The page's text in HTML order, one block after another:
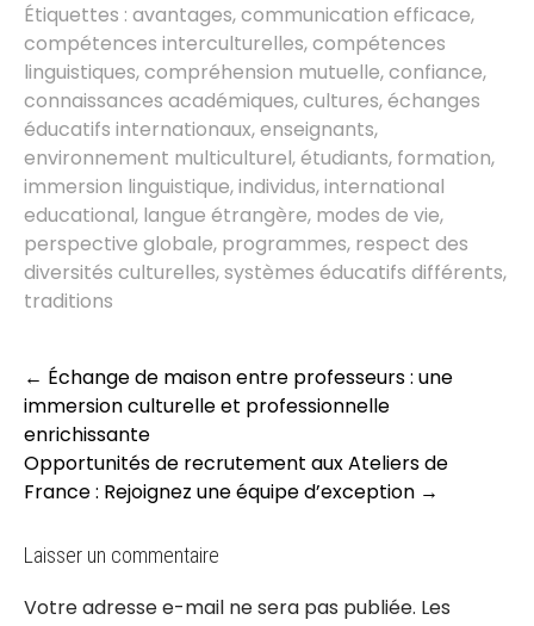
Étiquettes : avantages,communication efficace,
compétences interculturelles,compétences
linguistiques,compréhension mutuelle,confiance,
connaissances académiques,cultures,échanges
éducatifs internationaux,enseignants,
environnement multiculturel,étudiants, formation,
immersion linguistique,individus,international
educational, langue étrangère, modes de vie,
perspective globale, programmes, respect des
diversités culturelles,systèmes éducatifs différents,
traditions
Post
navigation
← Échange de maison entre professeurs : une
immersion culturelle et professionnelle
enrichissante
Opportunités de recrutement aux Ateliers de
France : Rejoignez une équipe d’exception →
Laisser un commentaire
Votre adresse e-mail ne sera pas publiée. Les